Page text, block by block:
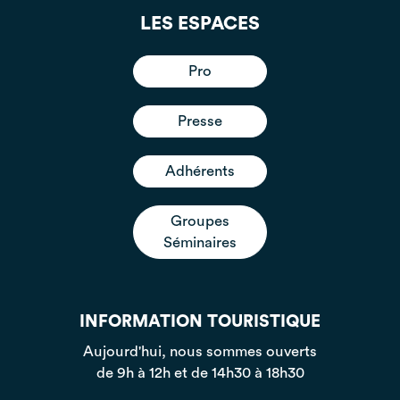
LES ESPACES
Pro
Presse
Adhérents
Groupes
Séminaires
INFORMATION TOURISTIQUE
Aujourd'hui, nous sommes ouverts
de 9h à 12h et de 14h30 à 18h30